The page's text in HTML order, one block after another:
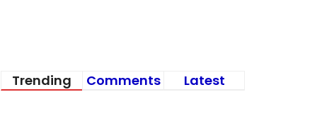
Trending Comments Latest